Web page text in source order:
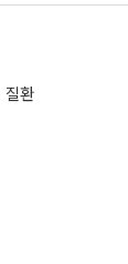
질환